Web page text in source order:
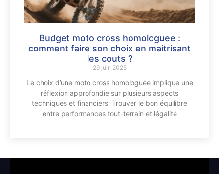
Budget moto cross homologuee :
comment faire son choix en maitrisant
les couts ?
29 juin 2025
Le choix d’une moto cross homologuée implique une
réflexion approfondie sur plusieurs aspects
techniques et financiers. Trouver le bon équilibre
entre performances tout-terrain et légalité